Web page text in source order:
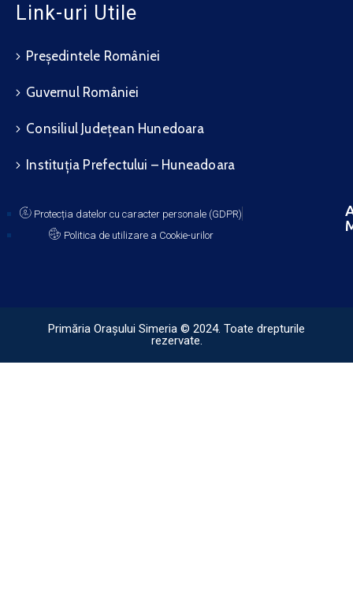
Link-uri Utile
Președintele României
Guvernul României
Consiliul Județean Hunedoara
Instituția Prefectului – Huneadoara
Protecția datelor cu caracter personale (GDPR)
Politica de utilizare a Cookie-urilor
Primăria Orașului Simeria © 2024. Toate drepturile
rezervate.